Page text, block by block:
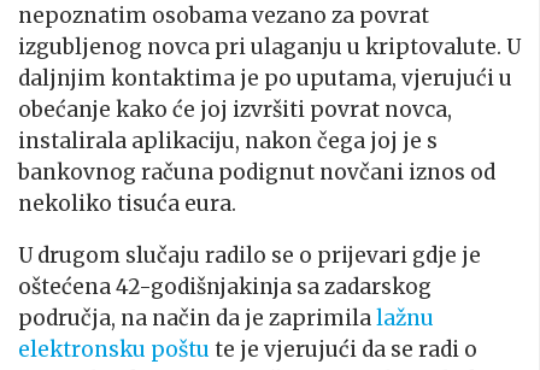
nepoznatim osobama vezano za povrat
izgubljenog novca pri ulaganju u kriptovalute. U
daljnjim kontaktima je po uputama, vjerujući u
obećanje kako će joj izvršiti povrat novca,
instalirala aplikaciju, nakon čega joj je s
bankovnog računa podignut novčani iznos od
nekoliko tisuća eura.
U drugom slučaju radilo se o prijevari gdje je
oštećena 42-godišnjakinja sa zadarskog
područja, na način da je zaprimilalažnu
elektronsku poštu te je vjerujući da se radi o